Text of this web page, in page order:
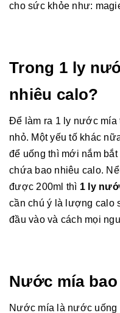
cho sức khỏe như:
Trong 1 ly
nhiêu calo?
Để làm ra 1 ly nước mía
nhỏ. Một yếu tố khác
để uống thì mới nắm
chứa bao nhiêu calo.
được 200ml thì 1 ly
cần chú ý là lượng calo
đầu vào và cách mọi
Nước mía
Nước mía là nước uống